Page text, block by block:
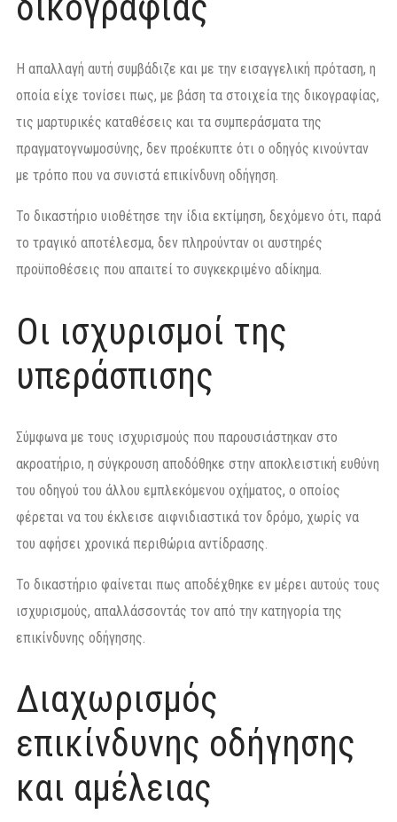
Η απαλλαγή αυτή συμβάδιζε και με την εισαγγελική πρόταση, η
οποία είχε τονίσει πως, με βάση τα στοιχεία της δικογραφίας,
τις μαρτυρικές καταθέσεις και τα συμπεράσματα της
πραγματογνωμοσύνης, δεν προέκυπτε ότι ο οδηγός κινούνταν
με τρόπο που να συνιστά επικίνδυνη οδήγηση.
Το δικαστήριο υιοθέτησε την ίδια εκτίμηση, δεχόμενο ότι, παρά
το τραγικό αποτέλεσμα, δεν πληρούνταν οι αυστηρές
προϋποθέσεις που απαιτεί το συγκεκριμένο αδίκημα.
Οι ισχυρισμοί της
υπεράσπισης
Σύμφωνα με τους ισχυρισμούς που παρουσιάστηκαν στο
ακροατήριο, η σύγκρουση αποδόθηκε στην αποκλειστική ευθύνη
του οδηγού του άλλου εμπλεκόμενου οχήματος, ο οποίος
φέρεται να του έκλεισε αιφνιδιαστικά τον δρόμο, χωρίς να
του αφήσει χρονικά περιθώρια αντίδρασης.
Το δικαστήριο φαίνεται πως αποδέχθηκε εν μέρει αυτούς τους
ισχυρισμούς, απαλλάσσοντάς τον από την κατηγορία της
επικίνδυνης οδήγησης.
Διαχωρισμός
επικίνδυνης οδήγησης
και αμέλειας